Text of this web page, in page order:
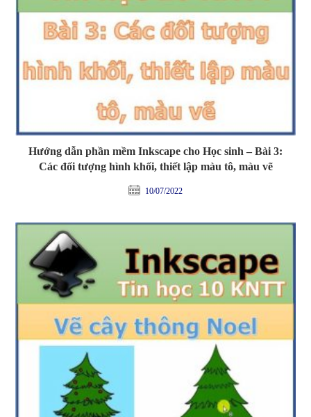
Hướng dẫn phần mềm Inkscape cho Học sinh – Bài 3:
Các đối tượng hình khối, thiết lập màu tô, màu vẽ
10/07/2022